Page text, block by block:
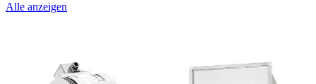
Alle anzeigen